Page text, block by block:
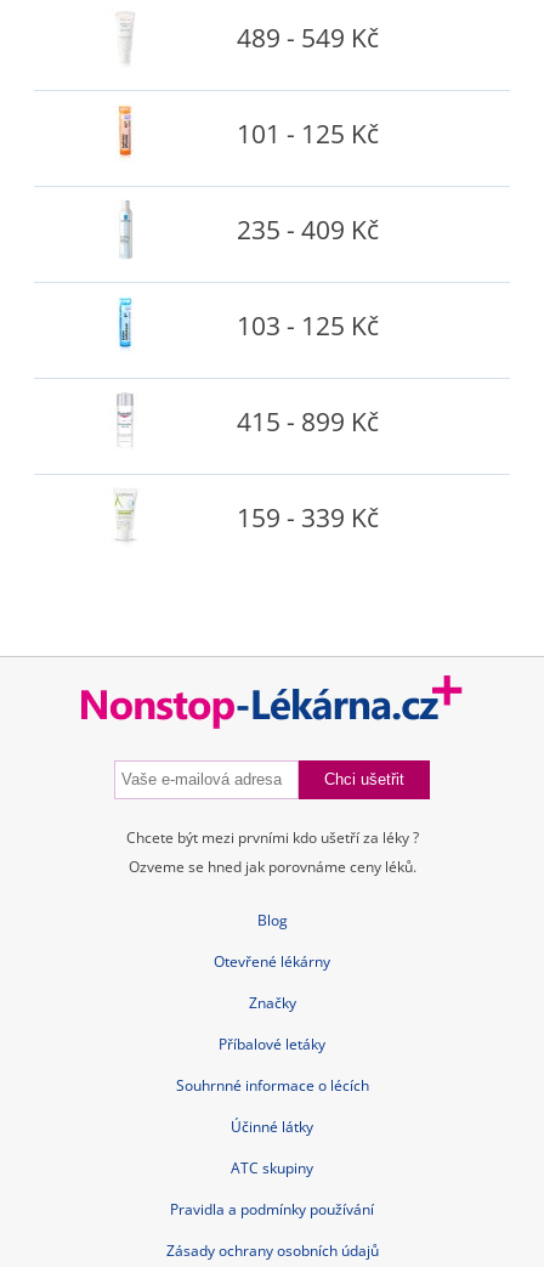
489 - 549 Kč
101 - 125 Kč
235 - 409 Kč
103 - 125 Kč
415 - 899 Kč
159 - 339 Kč
Chcete být mezi prvními kdo ušetří za léky ?
Ozveme se hned jak porovnáme ceny léků.
Blog
Otevřené lékárny
Značky
Příbalové letáky
Souhrnné informace o lécích
Účinné látky
ATC skupiny
Pravidla a podmínky používání
Zásady ochrany osobních údajů